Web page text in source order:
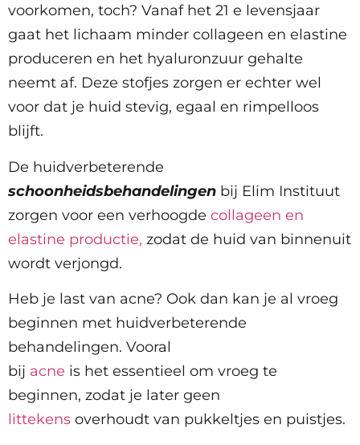
voorkomen, toch? Vanaf het 21 e levensjaar
gaat het lichaam minder collageen en elastine
produceren en het hyaluronzuur gehalte
neemt af. Deze stofjes zorgen er echter wel
voor dat je huid stevig, egaal en rimpelloos
blijft.
De huidverbeterende
schoonheidsbehandelingen bij Elim Instituut
zorgen voor een verhoogde collageen en
elastine productie, zodat de huid van binnenuit
wordt verjongd.
Heb je last van acne? Ook dan kan je al vroeg
beginnen met huidverbeterende
behandelingen. Vooral
bij acne is het essentieel om vroeg te
beginnen, zodat je later geen
littekens overhoudt van pukkeltjes en puistjes.